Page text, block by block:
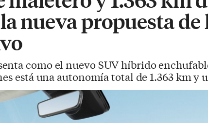
nueva propuesta de
como el nuevo SUV híbrido
está una autonomía total de 1.363 km y